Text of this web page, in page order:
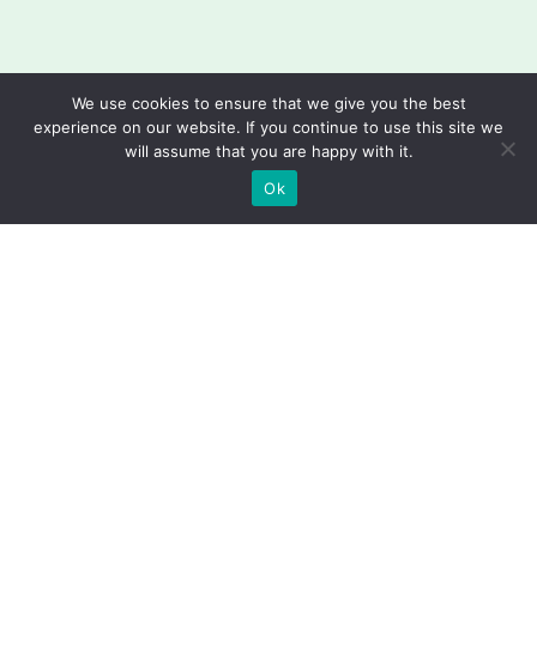
CONTACTS
We use cookies to ensure that we give you the best
experience on our website. If you continue to use this site we
will assume that you are happy with it.
Ok